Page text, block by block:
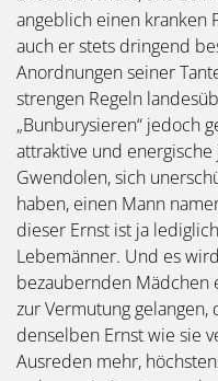
angeblich einen kranken
auch er stets dringend
Anordnungen seiner
strengen Regeln
„Bunburysieren“ jedoch
attraktive und
Gwendolen, sich
haben, einen Mann
dieser Ernst ist ja
Lebemänner. Und es
bezaubernden Mädchen
zur Vermutung
denselben Ernst wie sie
Ausreden mehr,